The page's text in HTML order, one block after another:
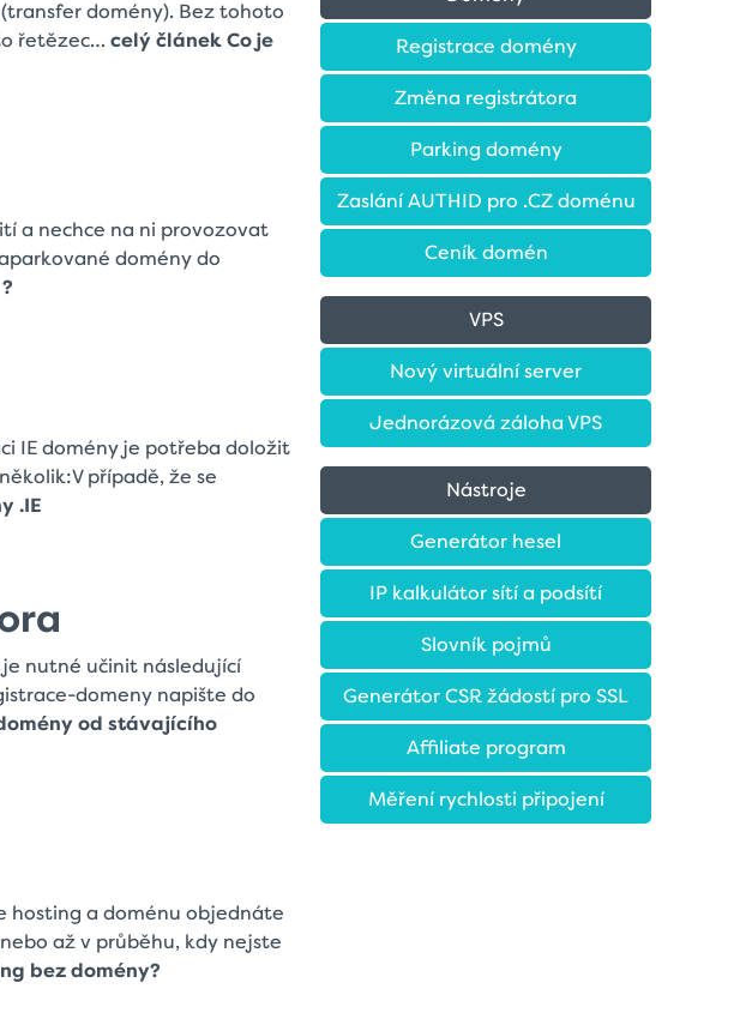
domény). Bez tohoto
řetězec… celý článek Co je
a nechce na ni provozovat
domény do
IE domény je potřeba doložit
případě, že se
.IE
je nutné učinit následující
domeny napište do
od stávajícího
hosting a doménu objednáte
až v průběhu, kdy nejste
bez domény?
Registrace domény
Změna registrátora
Parking domény
Zaslání AUTHID pro .CZ doménu
Ceník domén
VPS
Nový virtuální server
Jednorázová záloha VPS
Nástroje
Generátor hesel
IP kalkulátor sítí a podsítí
Slovník pojmů
Generátor CSR žádostí pro SSL
Affiliate program
Měření rychlosti připojení